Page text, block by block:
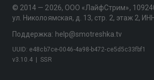
© 2014 — 2026, ООО «ЛайфСтрим»,
ул. Николоямская, д. 13, стр. 2, этаж 2,
Поддержка: help@smotreshka.tv
v3.10.4 SSR
UUID: e48cb7ce-0046-4a98-b472-ce5d5c33fbf1